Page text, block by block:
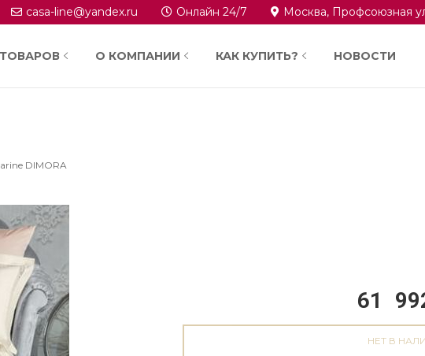
casa-line@yandex.ru Онлайн 24/7 Москва, Профсоюзная
О КОМПАНИИ КАК КУПИТЬ? НОВОСТИ
DIMORA
61
НЕТ В